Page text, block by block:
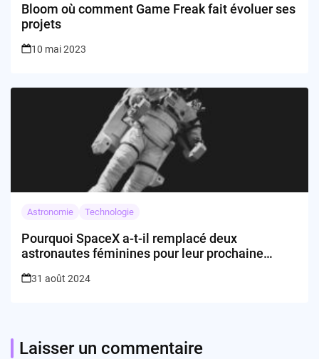
Bloom où comment Game Freak fait évoluer ses
projets
10 mai 2023
Astronomie Technologie
Pourquoi SpaceX a-t-il remplacé deux
astronautes féminines pour leur prochaine
31 août 2024
Laisser un commentaire